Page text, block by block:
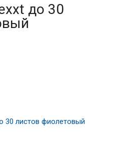
до 30